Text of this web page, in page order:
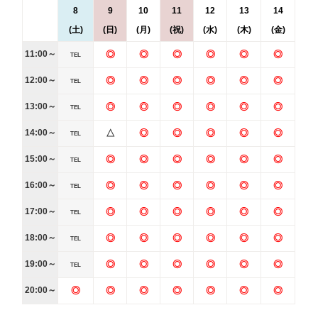
8
(土)
9
(日)
10
(月)
11
(祝)
12
(水)
13
(木)
14
(金)
11:00～ TEL ◎ ◎ ◎ ◎ ◎ ◎
12:00～ TEL ◎ ◎ ◎ ◎ ◎ ◎
13:00～ TEL ◎ ◎ ◎ ◎ ◎ ◎
14:00～ TEL △ ◎ ◎ ◎ ◎ ◎
15:00～ TEL ◎ ◎ ◎ ◎ ◎ ◎
16:00～ TEL ◎ ◎ ◎ ◎ ◎ ◎
17:00～ TEL ◎ ◎ ◎ ◎ ◎ ◎
18:00～ TEL ◎ ◎ ◎ ◎ ◎ ◎
19:00～ TEL ◎ ◎ ◎ ◎ ◎ ◎
20:00～ ◎ ◎ ◎ ◎ ◎ ◎ ◎